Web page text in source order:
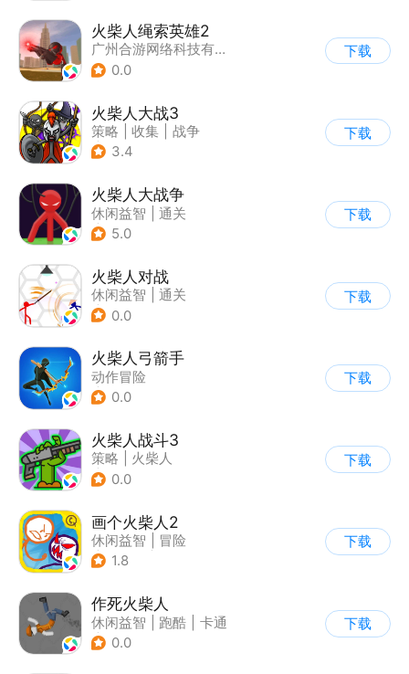
火柴人绳索英雄2
广州合游网络科技有限公司
0.0
下载
火柴人大战3
策略 收集
战争
| 火柴人
3.4
下载
火柴人大战争
休闲益智
通关
| 火柴人
5.0
下载
火柴人对战
休闲益智
通关
| 火柴人
0.0
下载
火柴人弓箭手
动作冒险
| 第三人称射击
0.0
下载
火柴人战斗3
策略
火柴人
| 指动网络
0.0
下载
画个火柴人2
休闲益智
冒险
| 火柴人
1.8
下载
作死火柴人
休闲益智 跑酷
卡通
| 62游戏
0.0
下载